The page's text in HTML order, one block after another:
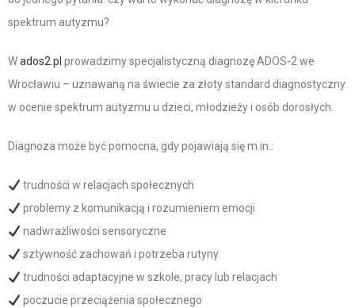
spektrum autyzmu?
Wados2.pl prowadzimy specjalistyczną diagnozę ADOS-2 we
Wrocławiu – uznawaną na świecie za złoty standard diagnostyczny
w ocenie spektrum autyzmu u dzieci, młodzieży i osób dorosłych.
Diagnoza może być pomocna, gdy pojawiają się m.in.:
trudności w relacjach społecznych
problemy z komunikacją i rozumieniem emocji
nadwrażliwości sensoryczne
sztywność zachowań i potrzeba rutyny
trudności adaptacyjne w szkole, pracy lub relacjach
poczucie przeciążenia społecznego